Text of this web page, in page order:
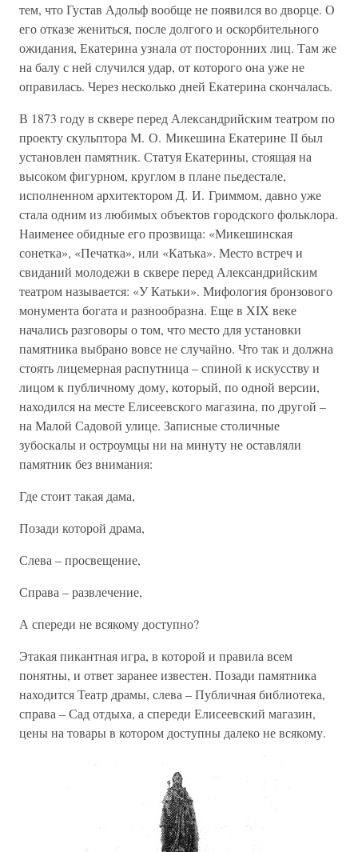
тем, что Густав Адольф вообще не появился во дворце. О
его отказе жениться, после долгого и оскорбительного
ожидания, Екатерина узнала от посторонних лиц. Там же
на балу с ней случился удар, от которого она уже не
оправилась. Через несколько дней Екатерина скончалась.
В 1873 году в сквере перед Александрийским театром по
проекту скульптора М. О. Микешина Екатерине II был
установлен памятник. Статуя Екатерины, стоящая на
высоком фигурном, круглом в плане пьедестале,
исполненном архитектором Д. И. Гриммом, давно уже
стала одним из любимых объектов городского фольклора.
Наименее обидные его прозвища: «Микешинская
сонетка», «Печатка», или «Катька». Место встреч и
свиданий молодежи в сквере перед Александрийским
театром называется: «У Катьки». Мифология бронзового
монумента богата и разнообразна. Еще в XIX веке
начались разговоры о том, что место для установки
памятника выбрано вовсе не случайно. Что так и должна
стоять лицемерная распутница – спиной к искусству и
лицом к публичному дому, который, по одной версии,
находился на месте Елисеевского магазина, по другой –
на Малой Садовой улице. Записные столичные
зубоскалы и остроумцы ни на минуту не оставляли
памятник без внимания:
Где стоит такая дама,
Позади которой драма,
Слева – просвещение,
Справа – развлечение,
А спереди не всякому доступно?
Этакая пикантная игра, в которой и правила всем
понятны, и ответ заранее известен. Позади памятника
находится Театр драмы, слева – Публичная библиотека,
справа – Сад отдыха, а спереди Елисеевский магазин,
цены на товары в котором доступны далеко не всякому.